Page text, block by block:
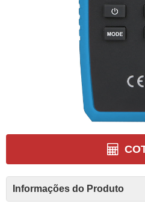
Informações do Produto